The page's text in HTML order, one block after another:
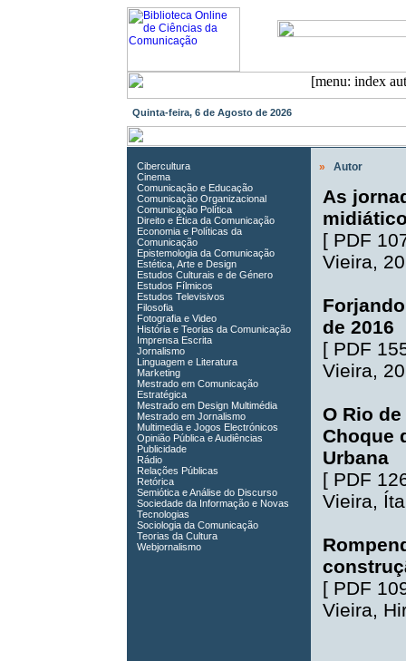
Quinta-feira, 6 de Agosto de 2026
Cibercultura
Cinema
Comunicação e Educação
Comunicação Organizacional
Comunicação Política
Direito e Ética da Comunicação
Economia e Políticas da
Comunicação
Epistemologia da Comunicação
Estética, Arte e Design
Estudos Culturais e de Género
Estudos Fílmicos
Estudos Televisivos
Filosofia
Fotografia e Video
História e Teorias da Comunicação
Imprensa Escrita
Jornalismo
Linguagem e Literatura
Marketing
Mestrado em Comunicação
Estratégica
Mestrado em Design Multimédia
Mestrado em Jornalismo
Multimedia e Jogos Electrónicos
Opinião Pública e Audiências
Publicidade
Rádio
Relações Públicas
Retórica
Semiótica e Análise do Discurso
Sociedade da Informação e Novas
Tecnologias
Sociologia da Comunicação
Teorias da Cultura
Webjornalismo
» Autor
As
[ PDF
Vieira,
de 2016
[ PDF
Vieira,
O Rio
Choque
Urbana
[ PDF
Vieira,
[ PDF
Vieira,